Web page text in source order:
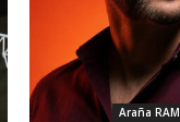
Araña RAM